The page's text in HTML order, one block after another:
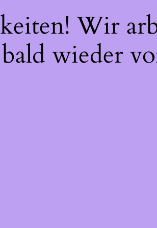
Wir
wieder